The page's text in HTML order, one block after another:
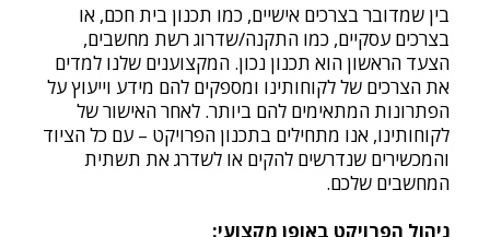
בין שמדובר בצרכים אישיים, כמו תכנון בית חכם, או
בצרכים עסקיים, כמו התקנה/שדרוג רשת מחשבים,
הצעד הראשון הוא תכנון נכון. המקצוענים שלנו למדים
את הצרכים של לקוחותינו ומספקים להם מידע וייעוץ על
הפתרונות המתאימים להם ביותר. לאחר האישור של
לקוחותינו, אנו מתחילים בתכנון הפרויקט – עם כל הציוד
והמכשירים שנדרשים להקים או לשדרג את תשתית
המחשבים שלכם.
ניהול הפרויקט באופן מקצועי: